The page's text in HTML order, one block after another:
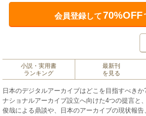
会員登録して70%OFF
小説・実用書
ランキング
最新刊
を見る
日本のデジタルアーカイブはどこを目指すべきか
ナショナルアーカイブ設立へ向けた4つの提言と
俊哉による鼎談や、日本のアーカイブの現状報